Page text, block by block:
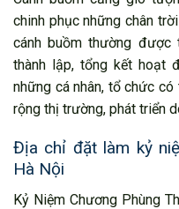
chinh phục những chân
cánh buồm thường
thành lập, tổng kết hoạt
những cá nhân, tổ chức
rộng thị trường, phát triển
Địa chỉ đặt làm kỷ
Hà Nội
Kỷ Niệm Chương Phùng